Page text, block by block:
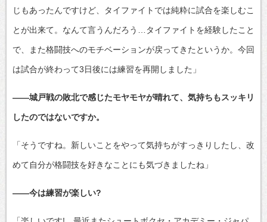
じもあったんですけど、タイファイトでは純粋に試合を楽しむこ
とが出来て。なんて言うんだろう…タイファイトを経験したこと
で、また格闘技へのモチベーションが戻ってきたというか。今回
は試合が終わって3日後には練習を再開しました」
――城戸戦の敗北で感じたモヤモヤが晴れて、気持ちもスッキリ
したのではないですか。
「そうですね。新しいことをやって気持ちがすっきりしたし、改
めて自分が格闘技を好きなことにも気づきましたね」
――今は練習が楽しい?